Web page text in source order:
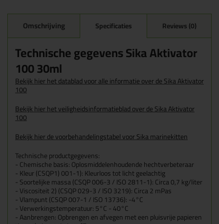
Omschrijving Specificaties Reviews (0)
Technische gegevens Sika Aktivator
100 30ml
Bekijk hier het datablad voor alle informatie over de Sika Aktivator
100
Bekijk hier het veiligheidsinformatieblad over de Sika Aktivator
100
Bekijk hier de voorbehandelingstabel voor Sika marinekitten
Technische productgegevens:
- Chemische basis: Oplosmiddelenhoudende hechtverbeteraar
- Kleur (CSQP1)001-1): Kleurloos tot licht geelachtig
- Soortelijke massa (CSQP 006-3 / ISO 2811-1): Circa 0,7 kg/liter
- Viscositeit2)(CSQP 029-3 / ISO 3219): Circa 2 mPas
- Vlampunt (CSQP 007-1 / ISO 13736): -4°C
- Verwerkingstemperatuur: 5°C - 40°C
- Aanbrengen: Opbrengen en afvegen met een pluisvrije papieren